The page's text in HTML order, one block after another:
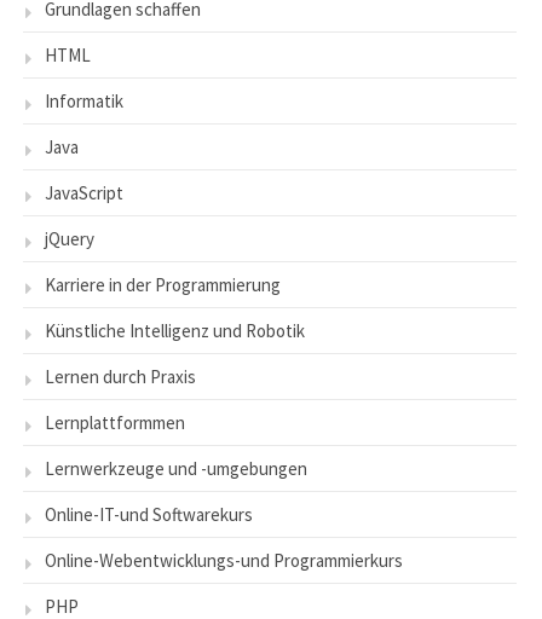
Grundlagen schaffen
HTML
Informatik
Java
JavaScript
jQuery
Karriere in der Programmierung
Künstliche Intelligenz und Robotik
Lernen durch Praxis
Lernplattformmen
Lernwerkzeuge und -umgebungen
Online-IT-und Softwarekurs
Online-Webentwicklungs-und Programmierkurs
PHP